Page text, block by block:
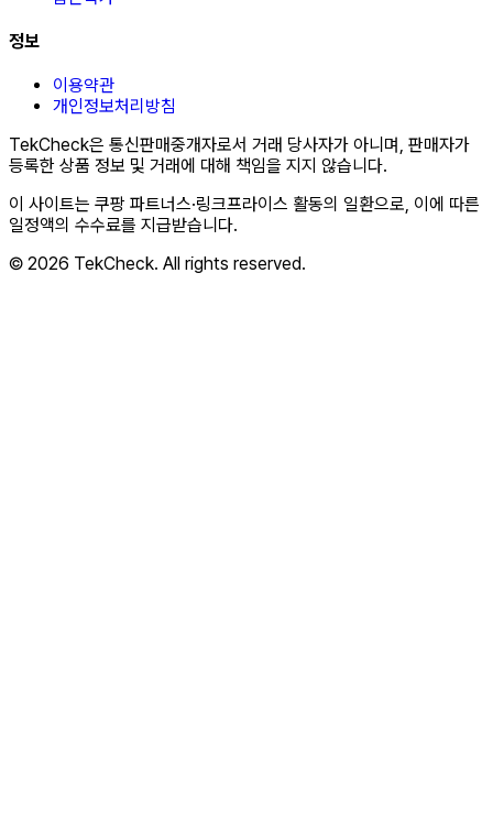
정보
이용약관
개인정보처리방침
TekCheck은 통신판매중개자로서 거래 당사자가 아니며, 판매자가
등록한 상품 정보 및 거래에 대해 책임을 지지 않습니다.
이 사이트는 쿠팡 파트너스·링크프라이스 활동의 일환으로, 이에 따른
일정액의 수수료를 지급받습니다.
© 2026 TekCheck. All rights reserved.